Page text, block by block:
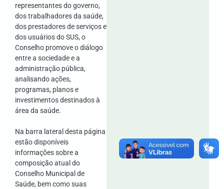
representantes do governo,
dos trabalhadores da saúde,
dos prestadores de serviços e
dos usuários do SUS, o
Conselho promove o diálogo
entre a sociedade e a
administração pública,
analisando ações,
programas, planos e
investimentos destinados à
área da saúde.
Na barra lateral desta página
estão disponíveis
informações sobre a
composição atual do
Conselho Municipal de
Saúde, bem como suas